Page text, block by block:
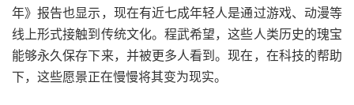
年》报告也显示，现在有近七成年轻人是通过游戏、动漫等
线上形式接触到传统文化。程武希望，这些人类历史的瑰宝
能够永久保存下来，并被更多人看到。现在，在科技的帮助
下，这些愿景正在慢慢将其变为现实。